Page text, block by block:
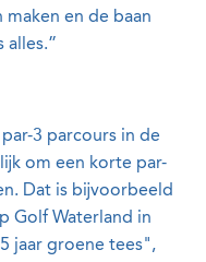
maken en de baan
alles.”
3 parcours in de
om een korte par-
Dat is bijvoorbeeld
Golf Waterland in
jaar groene tees",